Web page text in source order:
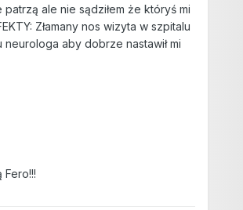
ale nie sądziłem że któryś mi
Złamany nos wizyta w szpitalu
neurologa aby dobrze nastawił mi